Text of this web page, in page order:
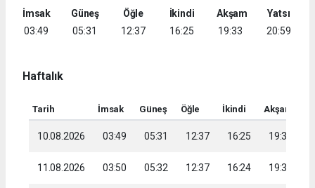
İmsak
03:49
Güneş
05:31
Öğle
12:37
İkindi
16:25
Akşam
19:33
Yatsı
20:59
Haftalık
Tarih İmsak Güneş Öğle İkindi Akşam
10.08.2026 03:49 05:31 12:37 16:25 19:33
11.08.2026 03:50 05:32 12:37 16:24 19:32